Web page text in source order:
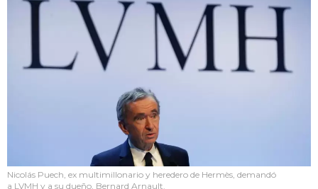
Nicolás Puech, ex multimillonario y heredero de Hermès, demandó
a LVMH y a su dueño, Bernard Arnault.